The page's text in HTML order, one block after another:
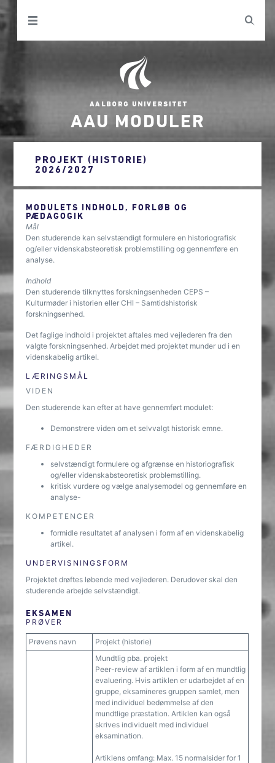
AAU MODULER
PROJEKT (HISTORIE)
2026/2027
MODULETS INDHOLD, FORLØB OG
PÆDAGOGIK
Mål
Den studerende kan selvstændigt formulere en historiografisk
og/eller videnskabsteoretisk problemstilling og gennemføre en
analyse.
Indhold
Den studerende tilknyttes forskningsenheden CEPS –
Kulturmøder i historien eller CHI – Samtidshistorisk
forskningsenhed.
Det faglige indhold i projektet aftales med vejlederen fra den
valgte forskningsenhed. Arbejdet med projektet munder ud i en
videnskabelig artikel.
LÆRINGSMÅL
VIDEN
Den studerende kan efter at have gennemført modulet:
Demonstrere viden om et selvvalgt historisk emne.
FÆRDIGHEDER
selvstændigt formulere og afgrænse en historiografisk
og/eller videnskabsteoretisk problemstilling.
kritisk vurdere og vælge analysemodel og gennemføre en
analyse-
KOMPETENCER
formidle resultatet af analysen i form af en videnskabelig
artikel.
UNDERVISNINGSFORM
Projektet drøftes løbende med vejlederen. Derudover skal den
studerende arbejde selvstændigt.
EKSAMEN
PRØVER
Prøvens navn Projekt (historie)
Mundtlig pba. projekt
Peer-review af artiklen i form af en mundtlig
evaluering. Hvis artiklen er udarbejdet af en
gruppe, eksamineres gruppen samlet, men
med individuel bedømmelse af den
mundtlige præstation. Artiklen kan også
skrives individuelt med individuel
eksamination.
Artiklens omfang: Max. 15 normalsider for 1